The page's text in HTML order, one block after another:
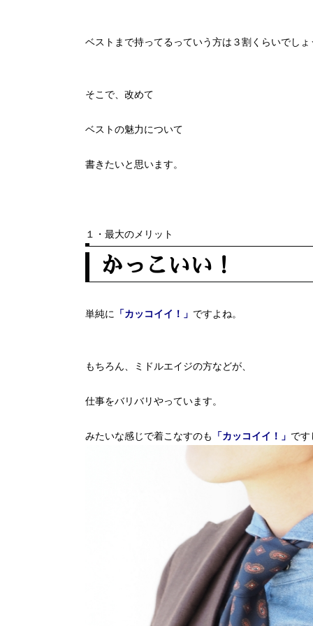
ベストまで持ってるっていう方は３割くらいでしょ
そこで、改めて
ベストの魅力について
書きたいと思います。
１・最大のメリット
かっこいい！
単純に 「カッコイイ！」 ですよね。
もちろん、ミドルエイジの方などが、
仕事をバリバリやっています。
みたいな感じで着こなすのも 「カッコイイ！」 です